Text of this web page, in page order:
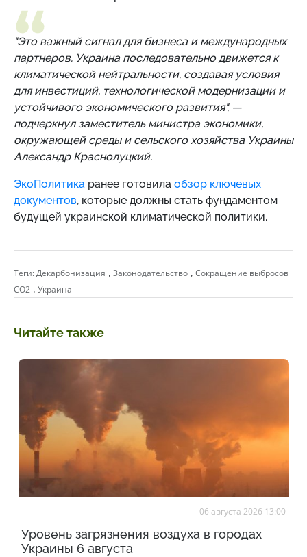
"Это важный сигнал для бизнеса и международных
партнеров. Украина последовательно движется к
климатической нейтральности, создавая условия
для инвестиций, технологической модернизации и
устойчивого экономического развития", —
подчеркнул заместитель министра экономики,
окружающей среды и сельского хозяйства Украины
Александр Краснолуцкий.
ЭкоПолитика ранее готовила обзор ключевых
документов, которые должны стать фундаментом
будущей украинской климатической политики.
Теги:Декарбонизация , Законодательство , Сокращение выбросов
CO2 , Украина
Читайте также
06 августа 2026 13:00
Уровень загрязнения воздуха в городах
Украины 6 августа